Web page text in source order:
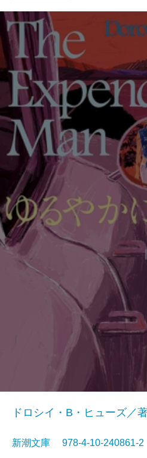
ドロシイ・B・ヒューズ／
新潮文庫 978-4-10-